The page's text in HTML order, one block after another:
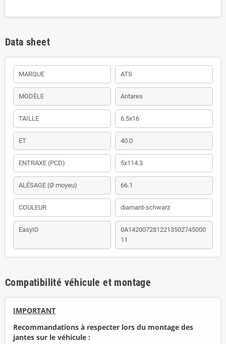
Data sheet
MARQUE ATS
MODÈLE Antares
TAILLE 6.5x16
ET 40.0
ENTRAXE (PCD) 5x114.3
ALÉSAGE (Ø moyeu) 66.1
COULEUR diamant-schwarz
EasyID
0A1420072812213502745000
11
Compatibilité véhicule et montage
IMPORTANT
Recommandations à respecter lors du montage des
jantes sur le véhicule :